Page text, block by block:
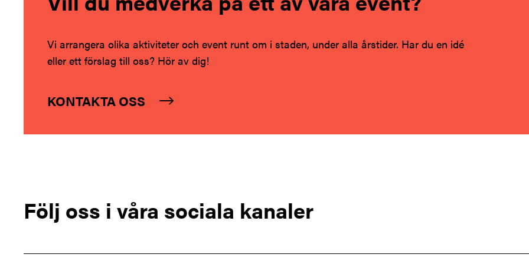
Vi arrangera olika aktiviteter och event runt om i staden, under alla årstider. Har du en idé
eller ett förslag till oss? Hör av dig!
KONTAKTA OSS
Följ oss i våra sociala kanaler